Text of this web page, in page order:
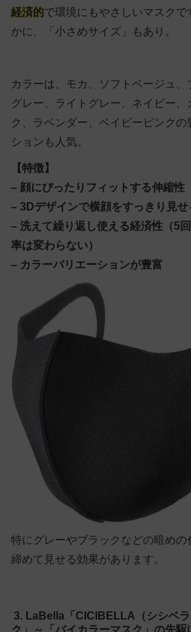
経済的で環境にもやさしいマスクで
かに、「小さめサイズ」もあり。
カラーは、モカ、ソフトベージュ、
グレー、ライトグレー、ネイビー
ク、ラベンダー、ベイビーピンク
ションも人気。
【特徴】
– 顔にぴったりフィットする伸縮性
– 3Dデザインで横顔をすっきり見せ
– 洗えて繰り返し使える経済性（5
率は変わらない）
– カラーバリエーションが豊富
特にグレーやブラックなどの暗めの
締めて見せる効果があります。
3. LaBella「CICIBELLA（シシベ
ク」～「バイカラーマスク」の先駆